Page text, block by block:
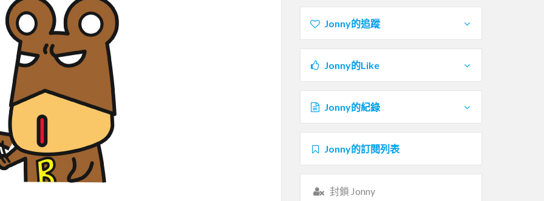
Jonny的追蹤
Jonny的Like
Jonny的紀錄
Jonny的訂閱列表
封鎖 Jonny